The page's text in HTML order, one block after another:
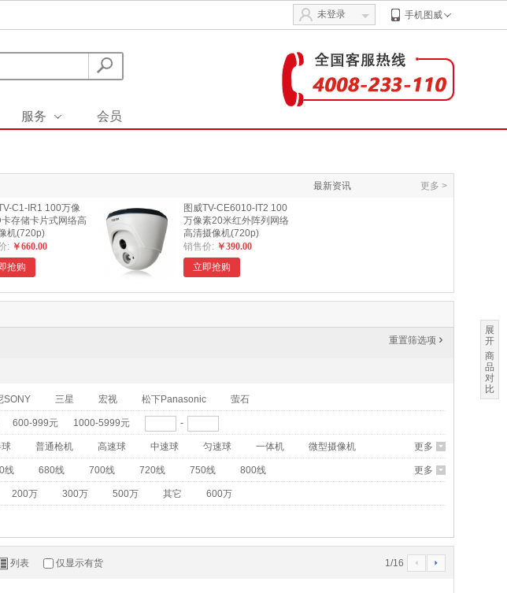
未登录 手机图威
服务 会员
C1-IR1 100万像
存储卡片式网络高
机(720p)
: ￥660.00
抢购
图威TV-CE6010-IT2 100
万像素20米红外阵列网络
高清摄像机(720p)
销售价: ￥390.00
立即抢购
最新资讯 更多 >
重置筛选项 '
SONY 三星 宏视 松下Panasonic 萤石
600-999元 1000-5999元 -
更多 6
普通枪机 高速球 中速球 匀速球 一体机 微型摄像机
更多 6
线 680线 700线 720线 750线 800线
200万 300万 500万 其它 600万
列表 仅显示有货 1/16 4 5
展
开
商
品
对
比